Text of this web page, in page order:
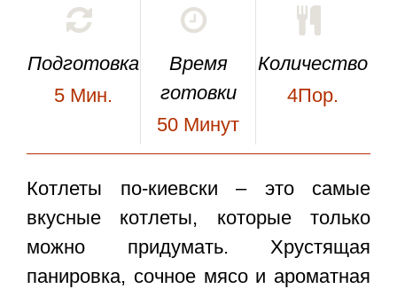
Подготовка
5 Мин.
Время
готовки
50 Минут
Количество
4Пор.
Котлеты по-киевски – это самые
вкусные котлеты, которые только
можно придумать. Хрустящая
панировка, сочное мясо и ароматная